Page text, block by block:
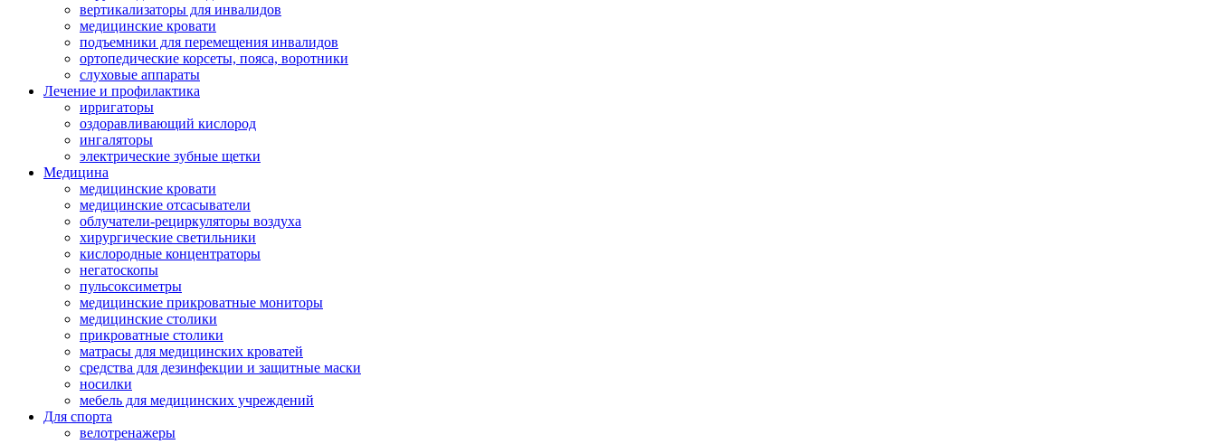
вертикализаторы для инвалидов
медицинские кровати
подъемники для перемещения инвалидов
ортопедические корсеты, пояса, воротники
слуховые аппараты
Лечение и профилактика
ирригаторы
оздоравливающий кислород
ингаляторы
электрические зубные щетки
Медицина
медицинские кровати
медицинские отсасыватели
облучатели-рециркуляторы воздуха
хирургические светильники
кислородные концентраторы
негатоскопы
пульсоксиметры
медицинские прикроватные мониторы
медицинские столики
прикроватные столики
матрасы для медицинских кроватей
средства для дезинфекции и защитные маски
носилки
мебель для медицинских учреждений
Для спорта
велотренажеры